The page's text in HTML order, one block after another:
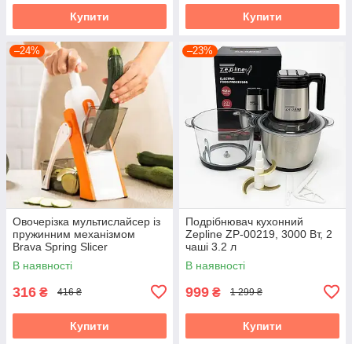
Купити Купити
–24%
Овочерізка мультислайсер із
пружинним механізмом
Brava Spring Slicer
В наявності
316 ₴ 416 ₴
Купити
–23%
Подрібнювач кухонний
Zepline ZP-00219, 3000 Вт, 2
чаші 3.2 л
В наявності
999 ₴ 1 299 ₴
Купити